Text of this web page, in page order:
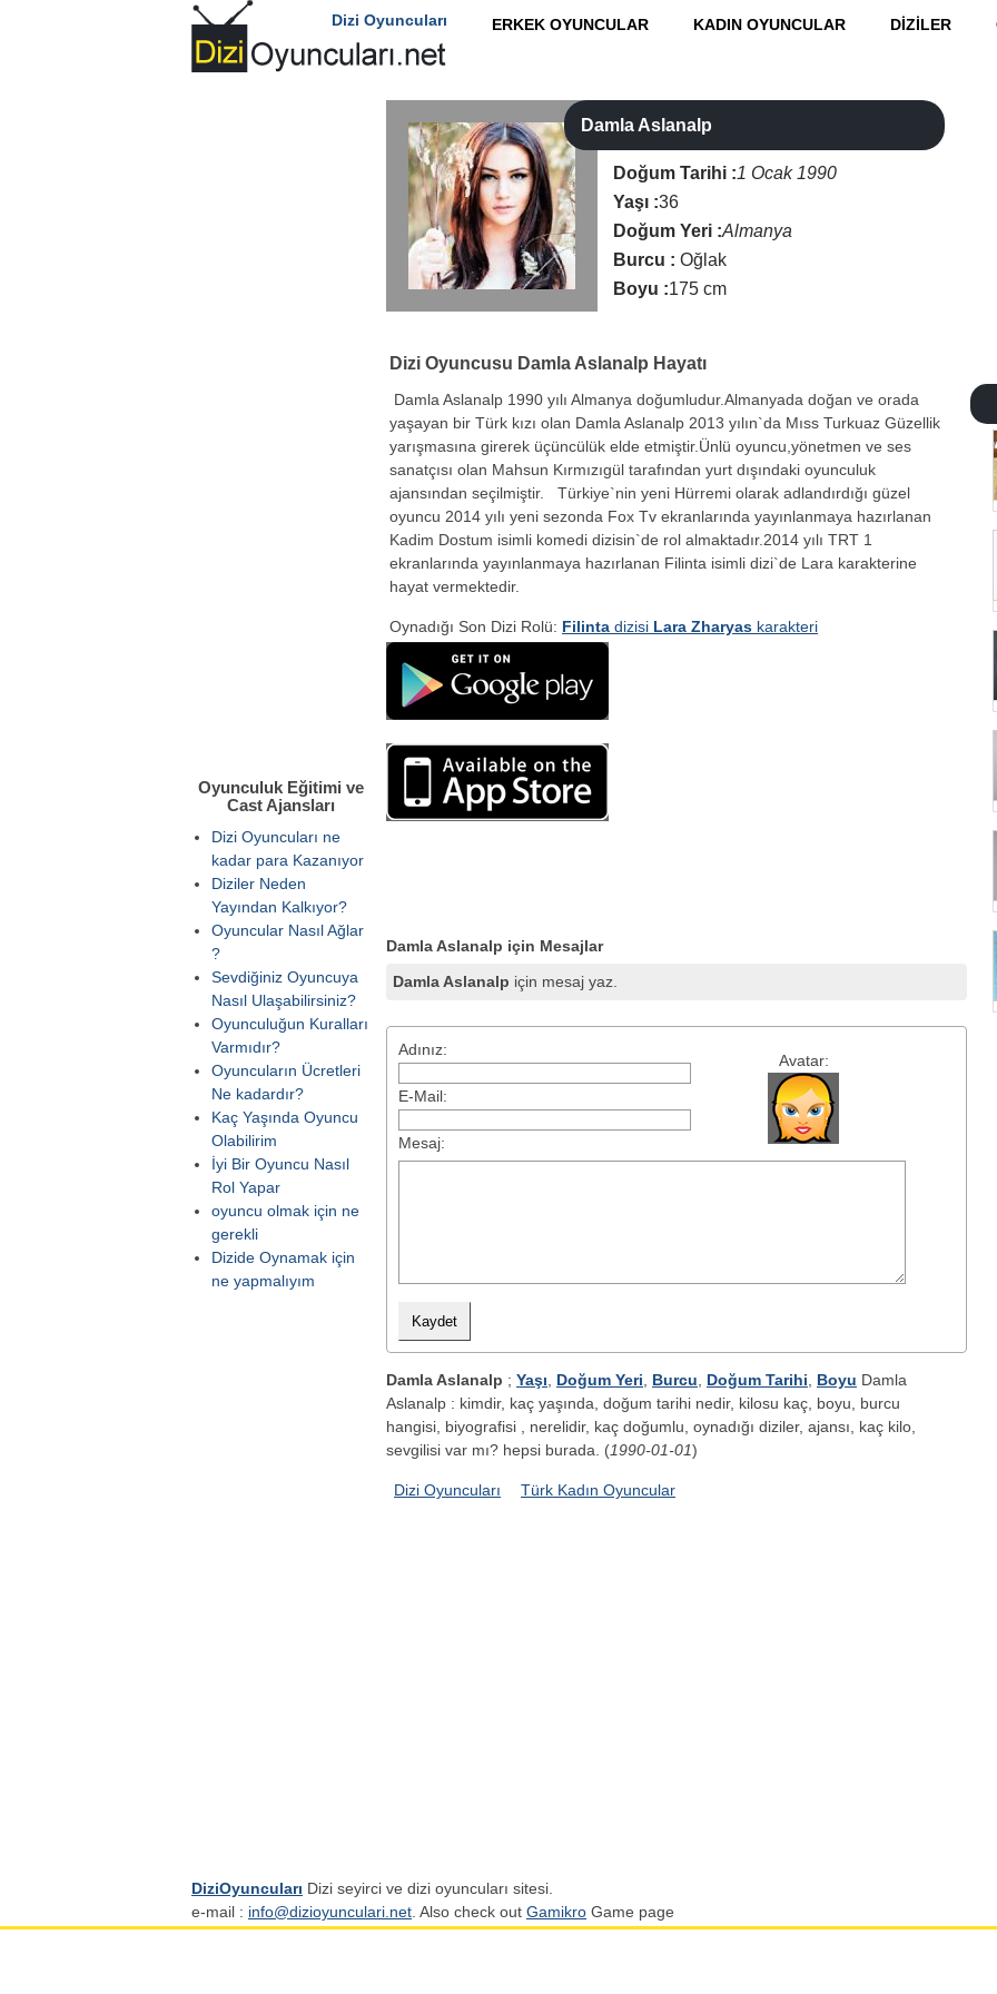
Dizi Oyuncuları ERKEK OYUNCULAR KADIN OYUNCULAR DİZİLER
Damla Aslanalp
Doğum Tarihi :1 Ocak 1990
Yaşı :36
Doğum Yeri :Almanya
Burcu : Oğlak
Boyu :175 cm
Dizi Oyuncusu Damla Aslanalp Hayatı
Damla Aslanalp 1990 yılı Almanya doğumludur.Almanyada doğan ve orada
yaşayan bir Türk kızı olan Damla Aslanalp 2013 yılın`da Mıss Turkuaz Güzellik
yarışmasına girerek üçüncülük elde etmiştir.Ünlü oyuncu,yönetmen ve ses
sanatçısı olan Mahsun Kırmızıgül tarafından yurt dışındaki oyunculuk
ajansından seçilmiştir. Türkiye`nin yeni Hürremi olarak adlandırdığı güzel
oyuncu 2014 yılı yeni sezonda Fox Tv ekranlarında yayınlanmaya hazırlanan
Kadim Dostum isimli komedi dizisin`de rol almaktadır.2014 yılı TRT 1
ekranlarında yayınlanmaya hazırlanan Filinta isimli dizi`de Lara karakterine
hayat vermektedir.
Oynadığı Son Dizi Rolü: Filinta dizisi Lara Zharyas karakteri
Damla Aslanalp için Mesajlar
Damla Aslanalp için mesaj yaz.
Avatar:
Adınız:
E-Mail:
Mesaj:
Damla Aslanalp ; Yaşı Doğum Yeri Burcu Doğum Tarihi Boyu Damla
Aslanalp : kimdir, kaç yaşında, doğum tarihi nedir, kilosu kaç, boyu, burcu
hangisi, biyografisi , nerelidir, kaç doğumlu, oynadığı diziler, ajansı, kaç kilo,
sevgilisi var mı? hepsi burada. (1990-01-01)
Dizi Oyuncuları Türk Kadın Oyuncular
Oyunculuk Eğitimi ve
Cast Ajansları
Dizi Oyuncuları ne
kadar para Kazanıyor
Diziler Neden
Yayından Kalkıyor?
Oyuncular Nasıl Ağlar
?
Sevdiğiniz Oyuncuya
Nasıl Ulaşabilirsiniz?
Oyunculuğun Kuralları
Varmıdır?
Oyuncuların Ücretleri
Ne kadardır?
Kaç Yaşında Oyuncu
Olabilirim
İyi Bir Oyuncu Nasıl
Rol Yapar
oyuncu olmak için ne
gerekli
Dizide Oynamak için
ne yapmalıyım
DiziOyuncuları Dizi seyirci ve dizi oyuncuları sitesi.
e-mail : info@dizioyunculari.net . Also check out Gamikro Game page